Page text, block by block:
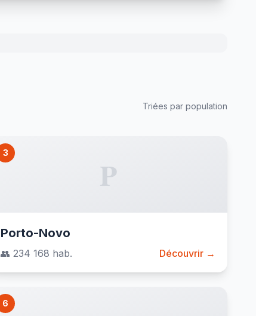
Triées par population
3
P
Porto-Novo
👥 234 168 hab. Découvrir →
6